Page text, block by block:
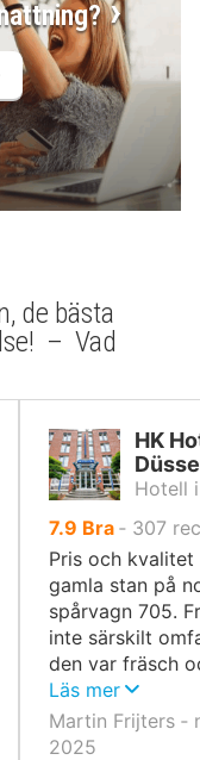
de bästa
– Vad
HK
Hotell
7.9 av
10,
Bra ‐ 307
Pris och kvalitet
gamla stan på
spårvagn 705.
inte särskilt
den var fräsch
och utbudet var
Läs mer
Martin Frijters ‐
2025